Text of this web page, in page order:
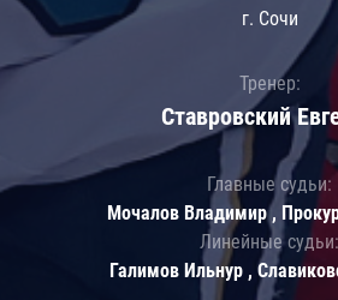
г. Сочи
Тренер:
Ставровский
Главные судьи:
Мочалов Владимир ,
Линейные судьи:
Галимов Ильнур ,